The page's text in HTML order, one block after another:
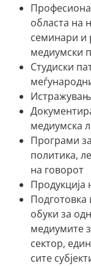
областа на
семинари и
медиумски
Студиски
медиумска
Програми
политика,
на говорот
Подготовка
обуки за
медиумите
сектор,
сите